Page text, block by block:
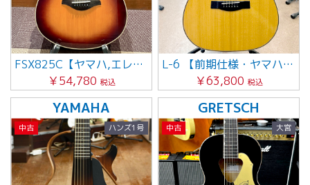
FSX825C【ヤマハ,エレアコ】
￥54,780 税込
L-6 【前期仕様・ヤマハ・Lシリーズ】
￥63,800 税込
YAMAHA
中古 ハンズ1号
GRETSCH
中古 大宮